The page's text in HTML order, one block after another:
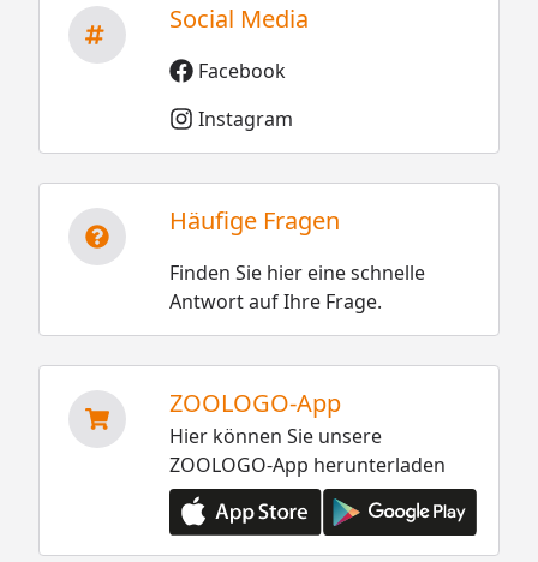
Social Media
Facebook
Instagram
Häufige Fragen
Finden Sie hier eine schnelle
Antwort auf Ihre Frage.
ZOOLOGO-App
Hier können Sie unsere
ZOOLOGO-App herunterladen